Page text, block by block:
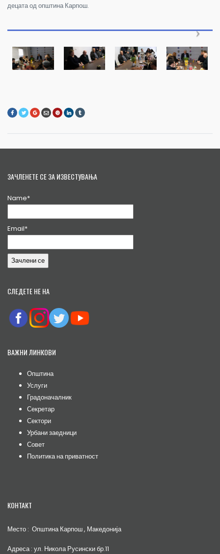
децата од општина Карпош.
ЗАЧЛЕНЕТЕ СЕ ЗА ИЗВЕСТУВАЊА
Name*
Email*
СЛЕДЕТЕ НЕ НА
ВАЖНИ ЛИНКОВИ
Општина
Услуги
Градоначалник
Секретар
Сектори
Урбани заедници
Совет
Политика на приватност
КОНТАКТ
Место : Општина Карпош , Македонија
Адреса : ул. Никола Русински бр.11